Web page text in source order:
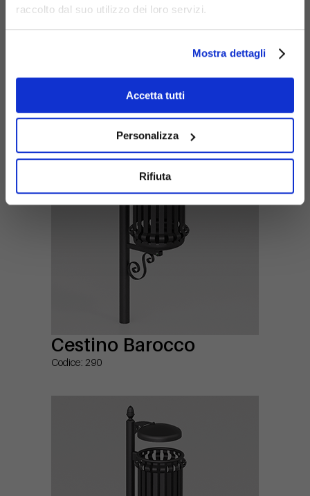
raccolto dal suo utilizzo dei loro servizi.
Mostra dettagli
Accetta tutti
Personalizza
Rifiuta
Tabellone Barocco
Cestino Barocco
Codice: 290